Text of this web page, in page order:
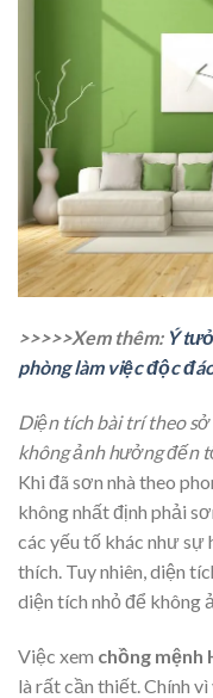
>>>>>Xem thêm: Ý
phòng làm việc độc
Diện tích bài trí theo
không ảnh hưởng đến
Khi đã sơn nhà theo
không nhất định phải
các yếu tố khác như sự
thích. Tuy nhiên, diện
diện tích nhỏ để không
Việc xem chồng mệnh
là rất cần thiết. Chính